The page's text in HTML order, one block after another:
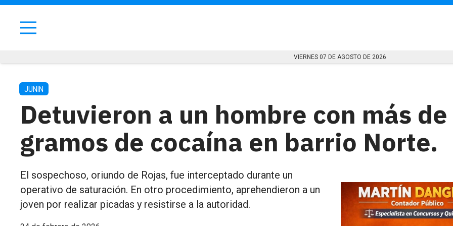
VIERNES 07 DE AGOSTO DE 2026
JUNIN
Detuvieron a un hombre con más
gramos de cocaína en barrio Norte.
El sospechoso, oriundo de Rojas, fue interceptado durante un
operativo de saturación. En otro procedimiento, aprehendieron a un
joven por realizar picadas y resistirse a la autoridad.